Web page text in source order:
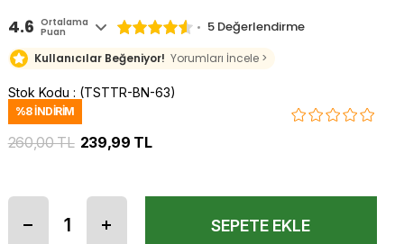
4.6 Ortalama
Puan 5 Değerlendirme
Kullanıcılar Beğeniyor! Yorumları İncele >
Stok Kodu (TSTTR-BN-63)
%8İNDIRIM
260,00 TL 239,99 TL